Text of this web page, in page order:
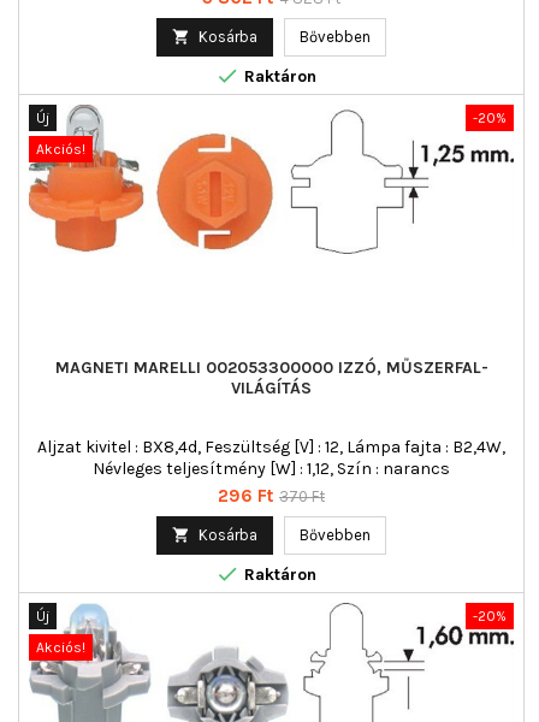
 Kosárba Bővebben
 Raktáron
-20%
Új
Akciós!
MAGNETI MARELLI 002053300000 IZZÓ, MŰSZERFAL-
VILÁGÍTÁS
Aljzat kivitel : BX8,4d, Feszültség [V] : 12, Lámpa fajta : B2,4W,
Névleges teljesítmény [W] : 1,12, Szín : narancs
Ár
296 Ft Normál
370 Ft
 Kosárba Bővebben
 Raktáron
-20%
Új
Akciós!